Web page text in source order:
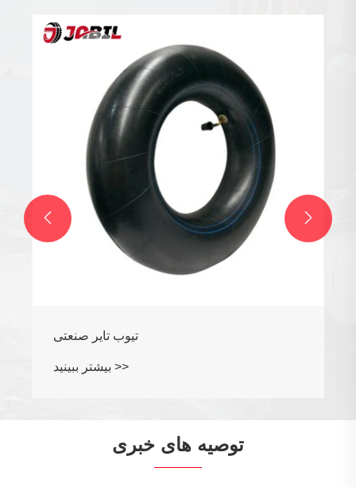
تیوب تایر صنعتی
بیشتر ببینید >>
 
توصیه های خبری